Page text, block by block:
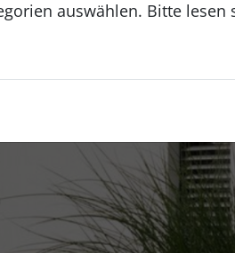
auswählen. Bitte lesen